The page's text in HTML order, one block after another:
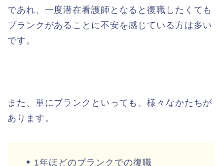
であれ、一度潜在看護師となると復職したくても
ブランクがあることに不安を感じている方は多い
です。
また、単にブランクといっても、様々なかたちが
あります。
1年ほどのブランクでの復職